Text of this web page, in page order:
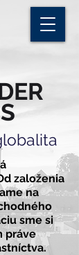
založenia
na
sme si
práve